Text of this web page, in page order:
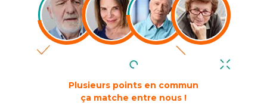
Plusieurs points en commun
ça matche entre nous !